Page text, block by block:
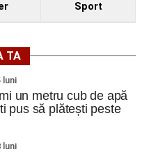
Sport
TA
luni
un metru cub de apă
pus să plătești peste
luni